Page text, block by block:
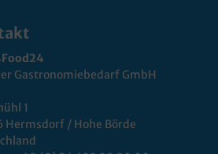
Gastronomiebedarf GmbH
1
Hermsdorf / Hohe Börde